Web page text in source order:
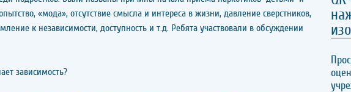
«мода», отсутствие смысла и интереса в жизни, давление сверстников,
к независимости, доступность и т.д. Ребята участвовали в обсуждении
зависимость?